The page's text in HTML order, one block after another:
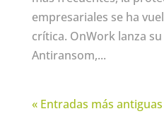
empresariales se ha
crítica. OnWork lanza
Antiransom,...
« Entradas más antiguas